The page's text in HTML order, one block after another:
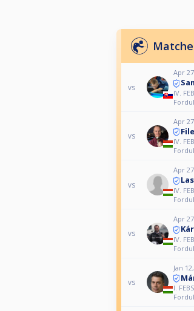
vs
Apr
IV.
vs
Apr
IV.
vs
Apr
IV.
vs
Apr
IV.
vs
Jan
I.